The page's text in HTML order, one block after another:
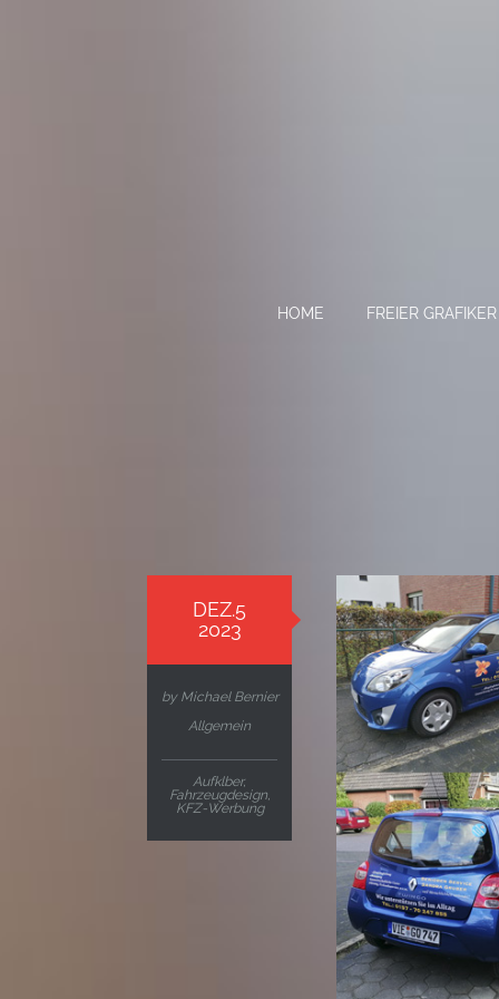
HOME FREIER
DEZ.5
2023
by Michael Bernier
Allgemein
Aufklber,
Fahrzeugdesign,
KFZ-Werbung